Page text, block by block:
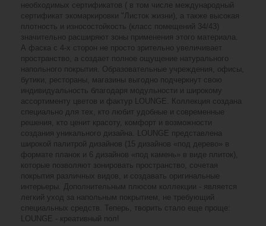
необходимых сертификатов ( в том числе международный
сертификат экомаркировки "Листок жизни), а также высокая
плотность и износостойкость (класс помещений 34/43)
значительно расширяют зоны применения этого материала.
А фаска с 4-х сторон не просто зрительно увеличивает
пространство, а создает полное ощущение натурального
напольного покрытия. Образовательные учреждения, офисы,
бутики, рестораны, магазины выгодно подчеркнут свою
индивидуальность благодаря модульности и широкому
ассортименту цветов и фактур LOUNGE. Коллекция создана
специально для тех, кто любит удобные и современные
решения, кто ценит красоту, комфорт и возможности
создания уникального дизайна. LOUNGE представлена
широкой палитрой дизайнов (15 дизайнов «под дерево» в
формате планок и 6 дизайнов «под камень» в виде плиток),
которые позволяют зонировать пространство, сочетая
покрытия различных видов, и создавать оригинальные
интерьеры. Дополнительным плюсом коллекции - является
легкий уход за напольным покрытием, не требующий
специальных средств. Теперь, творить стало еще проще:
LOUNGE - креативный пол!